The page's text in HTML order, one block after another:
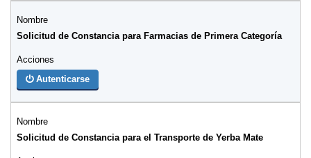
Solicitud de Constancia para Farmacias de Primera Categoría
Autenticarse
Solicitud de Constancia para el Transporte de Yerba Mate